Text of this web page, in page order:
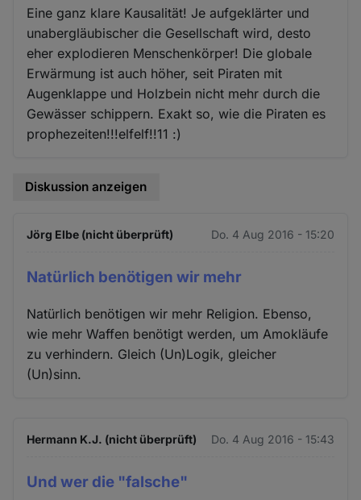
Eine ganz klare Kausalität! Je aufgeklärter und
unabergläubischer die Gesellschaft wird, desto
eher explodieren Menschenkörper! Die globale
Erwärmung ist auch höher, seit Piraten mit
Augenklappe und Holzbein nicht mehr durch die
Gewässer schippern. Exakt so, wie die Piraten es
prophezeiten!!!elfelf!!11 :)
Diskussion anzeigen
Jörg Elbe (nicht überprüft) Do. 4 Aug 2016 - 15:20
Natürlich benötigen wir mehr
Natürlich benötigen wir mehr Religion. Ebenso,
wie mehr Waffen benötigt werden, um Amokläufe
zu verhindern. Gleich (Un)Logik, gleicher
(Un)sinn.
Hermann K.J. (nicht überprüft) Do. 4 Aug 2016 - 15:43
Und wer die "falsche"